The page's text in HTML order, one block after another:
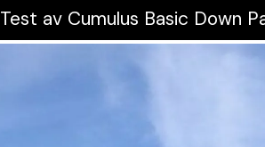
Test av Cumulus Basic Down